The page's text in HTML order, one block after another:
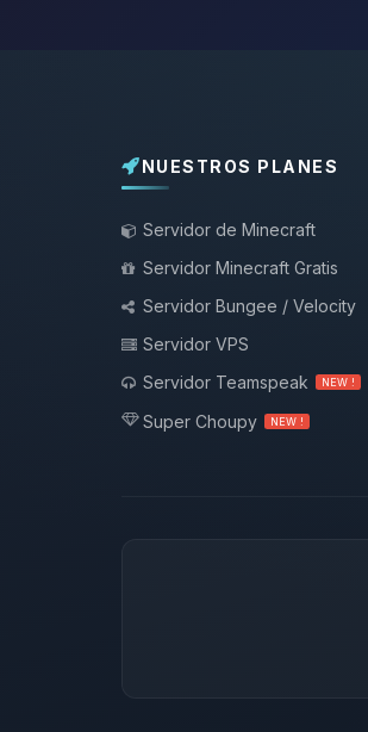
NUESTROS PLANES
Servidor de Minecraft
Servidor Minecraft Gratis
Servidor Bungee / Velocity
Servidor VPS
Servidor Teamspeak
NEW !
Super Choupy NEW !